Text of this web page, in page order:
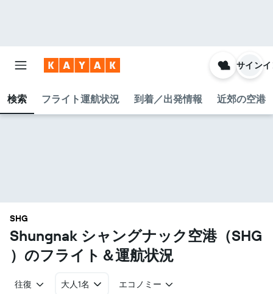
検索 フライト運航状況 到着／出発情報 近郊の空港
サイン
SHG
Shungnak シャングナック空港​（SHG​
）のフライト＆運航状況
往復 大人1名 エコノミー